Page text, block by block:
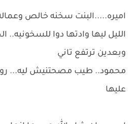
اميره.....البنت سخنه خالص
الليل ليها وادتها دوا للسخونيه..
وبعدين ترتفع تاني
محمود.. طيب مصحتنيش ليه...
عليها